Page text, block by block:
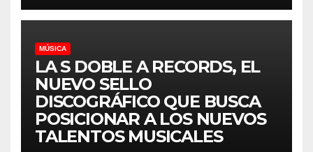
MÚSICA
LA S DOBLE A RECORDS, EL
NUEVO SELLO
DISCOGRÁFICO QUE BUSCA
POSICIONAR A LOS NUEVOS
TALENTOS MUSICALES